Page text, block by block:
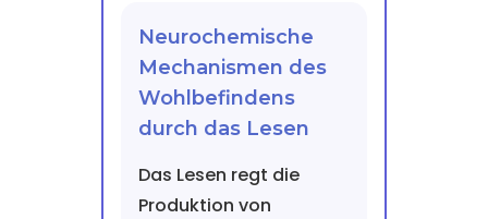
Neurochemische
Mechanismen des
Wohlbefindens
durch das Lesen
Das Lesen regt die
Produktion von